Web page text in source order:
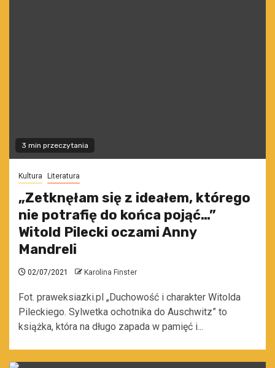
3 min przeczytania
Kultura Literatura
„Zetknęłam się z ideałem, którego
nie potrafię do końca pojąć…”
Witold Pilecki oczami Anny
Mandreli
02/07/2021 Karolina Finster
Fot. praweksiazki.pl „Duchowość i charakter Witolda
Pileckiego. Sylwetka ochotnika do Auschwitz” to
książka, która na długo zapada w pamięć i...